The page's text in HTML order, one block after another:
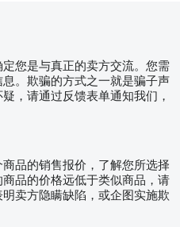
您是与真正的卖方交流。您需
。欺骗的方式之一就是骗子声
，请通过反馈表单通知我们，
品的销售报价，了解您所选择
品的价格远低于类似商品，请
卖方隐瞒缺陷，或企图实施欺